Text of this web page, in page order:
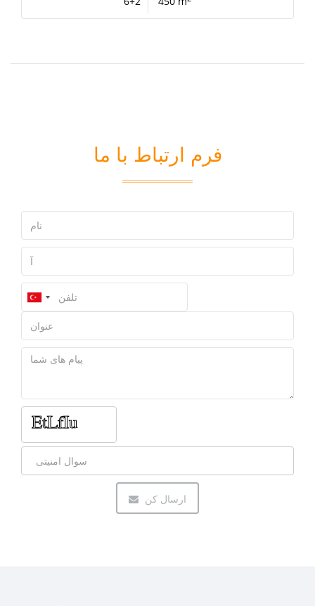
فرم ارتباط با ما
ارسال کن